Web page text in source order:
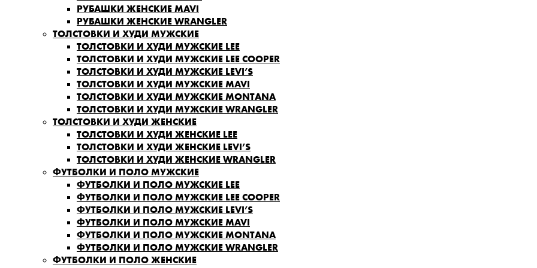
РУБАШКИ ЖЕНСКИЕ MAVI
РУБАШКИ ЖЕНСКИЕ WRANGLER
ТОЛСТОВКИ И ХУДИ МУЖСКИЕ
ТОЛСТОВКИ И ХУДИ МУЖСКИЕ LEE
ТОЛСТОВКИ И ХУДИ МУЖСКИЕ LEE COOPER
ТОЛСТОВКИ И ХУДИ МУЖСКИЕ LEVI’S
ТОЛСТОВКИ И ХУДИ МУЖСКИЕ MAVI
ТОЛСТОВКИ И ХУДИ МУЖСКИЕ MONTANA
ТОЛСТОВКИ И ХУДИ МУЖСКИЕ WRANGLER
ТОЛСТОВКИ И ХУДИ ЖЕНСКИЕ
ТОЛСТОВКИ И ХУДИ ЖЕНСКИЕ LEE
ТОЛСТОВКИ И ХУДИ ЖЕНСКИЕ LEVI’S
ТОЛСТОВКИ И ХУДИ ЖЕНСКИЕ WRANGLER
ФУТБОЛКИ И ПОЛО МУЖСКИЕ
ФУТБОЛКИ И ПОЛО МУЖСКИЕ LEE
ФУТБОЛКИ И ПОЛО МУЖСКИЕ LEE COOPER
ФУТБОЛКИ И ПОЛО МУЖСКИЕ LEVI’S
ФУТБОЛКИ И ПОЛО МУЖСКИЕ MAVI
ФУТБОЛКИ И ПОЛО МУЖСКИЕ MONTANA
ФУТБОЛКИ И ПОЛО МУЖСКИЕ WRANGLER
ФУТБОЛКИ И ПОЛО ЖЕНСКИЕ